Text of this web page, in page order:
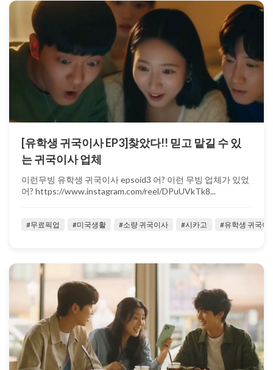
[유학생 귀국이사 EP3]찾았다!! 믿고 맡길 수 있
는 귀국이사 업체
이런무빙 유학생 귀국이사 epsoid3 어? 이런 무빙 업체가 있었
어? https://www.instagram.com/reel/DPuUVkTk8...
#무료픽업 #미국생활 #소량 귀국이사 #시카고 #유학생 귀국이